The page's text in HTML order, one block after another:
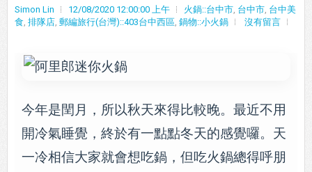
Simon Lin 12/08/2020 12:00:00 上午 火鍋::台中市, 台中市, 台中美
食, 排隊店, 郵編旅行(台灣)::403台中西區, 鍋物::小火鍋 沒有留言
今年是閏月，所以秋天來得比較晚。最近不用
開冷氣睡覺，終於有一點點冬天的感覺囉。天
一冷相信大家就會想吃鍋，但吃火鍋總得呼朋